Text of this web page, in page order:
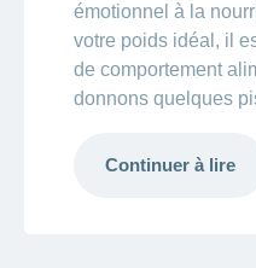
émotionnel à la
votre poids idéal, il
de comportement
donnons quelques
Continuer à lire